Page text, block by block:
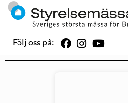
Följ oss på: